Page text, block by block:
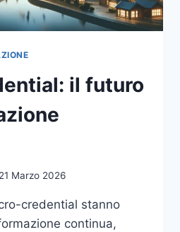
il futuro
21 Marzo 2026
credential stanno
continua,